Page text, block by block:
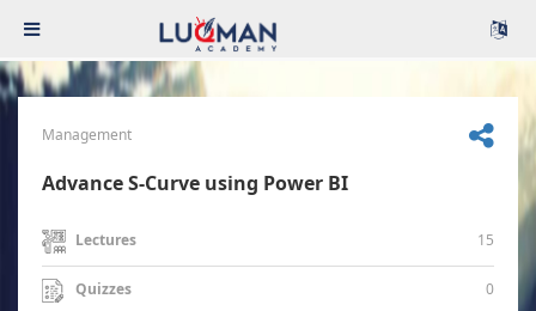
Management
Advance S-Curve using Power BI
Lectures 15
Quizzes 0